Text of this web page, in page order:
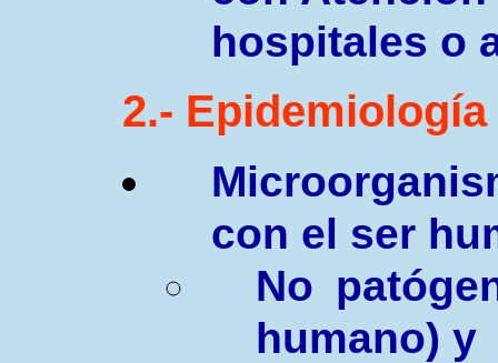
hospitales o
2.- Epidemiología
M
con el ser
No
humano) y